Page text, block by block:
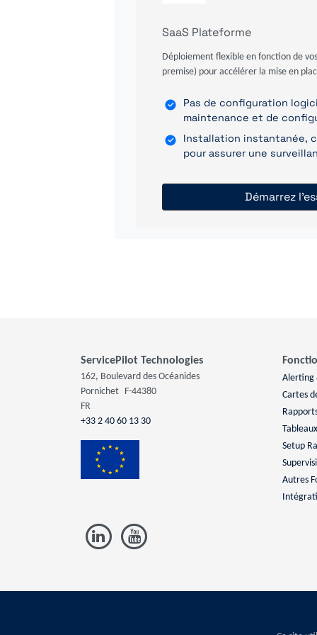
SaaS Plateforme
Déploiement flexible en fonction de
premise) pour accélérer la mise en
Pas de configuration
maintenance et de
Installation instantanée,
pour assurer une
Démarrez
ServicePilot Technologies
162, Boulevard des Océanides
Pornichet F-44380
FR
+33 2 40 60 13 30
Alerting
Cartes
Setup
Autres